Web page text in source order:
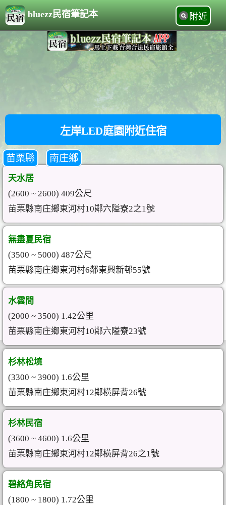
bluezz民宿筆記本 附近
左岸LED庭園附近住宿
苗栗縣 南庄鄉
天水居
(2600 ~ 2600) 409公尺
苗栗縣南庄鄉東河村10鄰六隘寮2之1號
無盡夏民宿
(3500 ~ 5000) 487公尺
苗栗縣南庄鄉東河村6鄰東興新邨55號
水雲間
(2000 ~ 3500) 1.42公里
苗栗縣南庄鄉東河村10鄰六隘寮23號
杉林松境
(3300 ~ 3900) 1.6公里
苗栗縣南庄鄉東河村12鄰橫屏背26號
杉林民宿
(3600 ~ 4600) 1.6公里
苗栗縣南庄鄉東河村12鄰橫屏背26之1號
碧絡角民宿
(1800 ~ 1800) 1.72公里